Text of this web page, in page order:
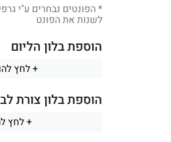
* הפונטים נבחרים ע"י
לשנות את הפונט
הוספת בלון הליום
+ לחץ להוסיף בלון הליום
הוספת בלון צורת לב
+ לחץ להוסיף בלון לב